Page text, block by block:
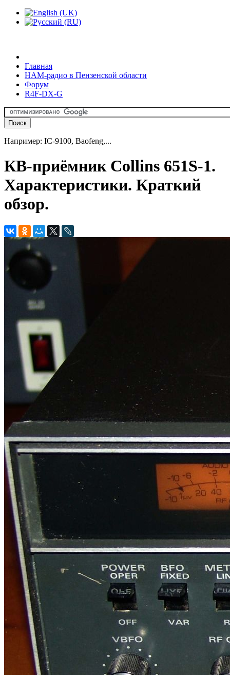
Главная
HAM-радио в Пензенской области
Форум
R4F-DX-G
Например: IC-9100, Baofeng,...
КВ-приёмник Collins 651S-1.
Характеристики. Краткий
обзор.